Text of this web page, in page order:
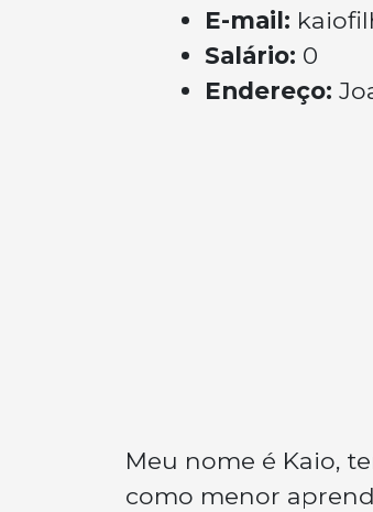
E-mail:
Salário: 0
Endereço:
Meu nome é Kaio,
como menor